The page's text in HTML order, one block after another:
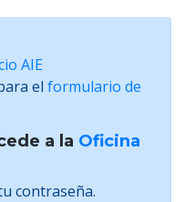
AIE
el formulario de
a la Oficina
contraseña.